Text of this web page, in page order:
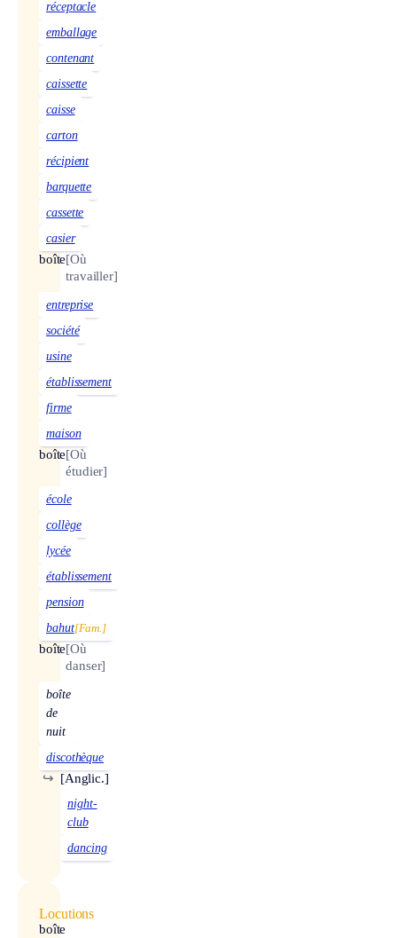
réceptacle
emballage
contenant
caissette
caisse
carton
récipient
barquette
cassette
casier
boîte[Où
travailler]
entreprise
société
usine
établissement
firme
maison
boîte[Où
étudier]
école
collège
lycée
établissement
pension
bahut[Fam.]
boîte[Où
danser]
boîte
de
nuit
discothèque
[Anglic.]
↪
night-
club
dancing
Locutions
boîte